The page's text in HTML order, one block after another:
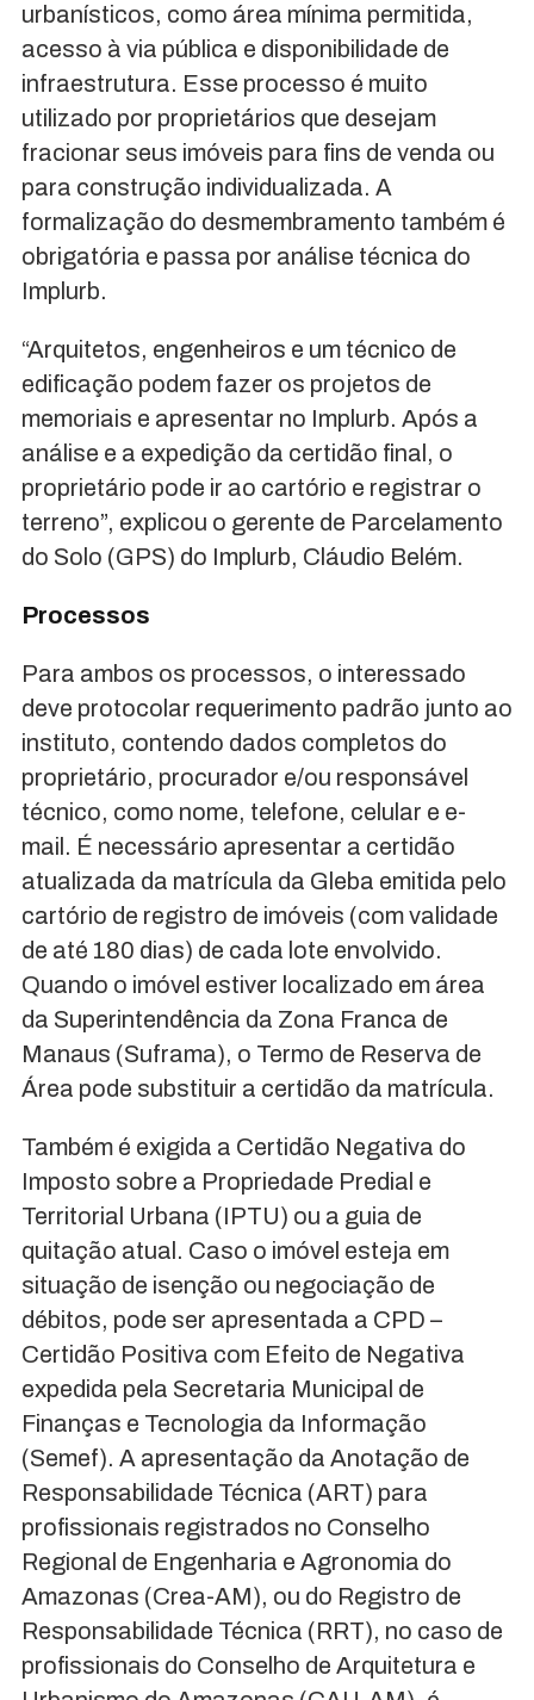
urbanísticos, como área mínima permitida,
acesso à via pública e disponibilidade de
infraestrutura. Esse processo é muito
utilizado por proprietários que desejam
fracionar seus imóveis para fins de venda ou
para construção individualizada. A
formalização do desmembramento também é
obrigatória e passa por análise técnica do
Implurb.
“Arquitetos, engenheiros e um técnico de
edificação podem fazer os projetos de
memoriais e apresentar no Implurb. Após a
análise e a expedição da certidão final, o
proprietário pode ir ao cartório e registrar o
terreno”, explicou o gerente de Parcelamento
do Solo (GPS) do Implurb, Cláudio Belém.
Processos
Para ambos os processos, o interessado
deve protocolar requerimento padrão junto ao
instituto, contendo dados completos do
proprietário, procurador e/ou responsável
técnico, como nome, telefone, celular e e-
mail. É necessário apresentar a certidão
atualizada da matrícula da Gleba emitida pelo
cartório de registro de imóveis (com validade
de até 180 dias) de cada lote envolvido.
Quando o imóvel estiver localizado em área
da Superintendência da Zona Franca de
Manaus (Suframa), o Termo de Reserva de
Área pode substituir a certidão da matrícula.
Também é exigida a Certidão Negativa do
Imposto sobre a Propriedade Predial e
Territorial Urbana (IPTU) ou a guia de
quitação atual. Caso o imóvel esteja em
situação de isenção ou negociação de
débitos, pode ser apresentada a CPD –
Certidão Positiva com Efeito de Negativa
expedida pela Secretaria Municipal de
Finanças e Tecnologia da Informação
(Semef). A apresentação da Anotação de
Responsabilidade Técnica (ART) para
profissionais registrados no Conselho
Regional de Engenharia e Agronomia do
Amazonas (Crea-AM), ou do Registro de
Responsabilidade Técnica (RRT), no caso de
profissionais do Conselho de Arquitetura e